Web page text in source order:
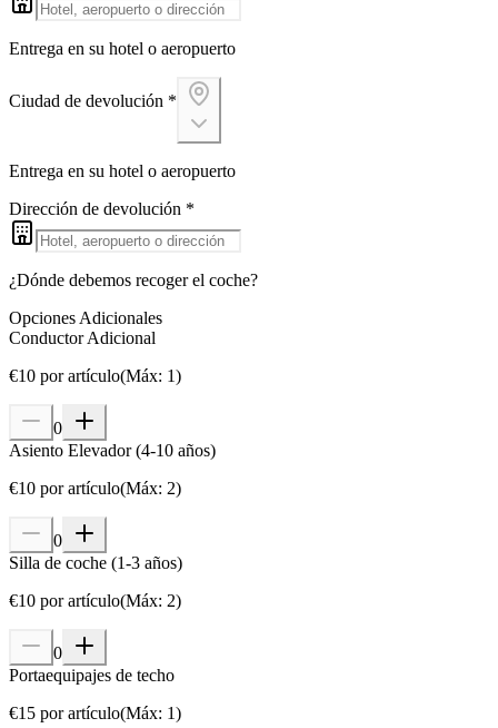
Entrega en su hotel o aeropuerto
Ciudad de devolución *
Entrega en su hotel o aeropuerto
Dirección de devolución *
¿Dónde debemos recoger el coche?
Opciones Adicionales
Conductor Adicional
€10 por artículo(Máx: 1)
0
Asiento Elevador (4-10 años)
€10 por artículo(Máx: 2)
0
Silla de coche (1-3 años)
€10 por artículo(Máx: 2)
0
Portaequipajes de techo
€15 por artículo(Máx: 1)